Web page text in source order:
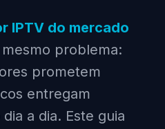
IPTV do mercado
problema:
prometem
entregam
a dia. Este guia